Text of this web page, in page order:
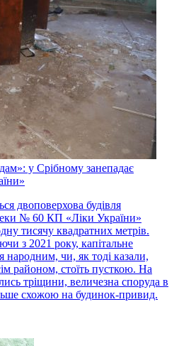
у Срібному занепадає
двоповерхова будівля
№ 60 КП «Ліки України»
тисячу квадратних метрів.
з 2021 року, капітальне
народним, чи, як тоді казали,
районом, стоїть пусткою. На
тріщини, величезна споруда в
схожою на будинок-привид.